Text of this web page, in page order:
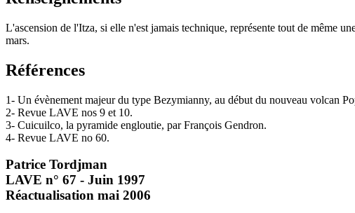
L'ascension de l'Itza, si elle n'est jamais technique, représente tout de même
mars.
Références
1- Un évènement majeur du type Bezymianny, au début du nouveau volcan
2- Revue LAVE nos 9 et 10.
3- Cuicuilco, la pyramide engloutie, par François Gendron.
4- Revue LAVE no 60.
Patrice Tordjman
LAVE n° 67 - Juin 1997
Réactualisation mai 2006